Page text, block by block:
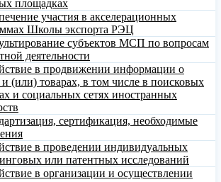
площадках
участия в акселерационных
Школы экспорта РЭЦ
субъектов МСП по вопросам
деятельности
в продвижении информации о
и (или) товарах, в том числе в поисковых
и социальных сетях иностранных
сертификация, необходимые
в проведении индивидуальных
или патентных исследований
в организации и осуществлении